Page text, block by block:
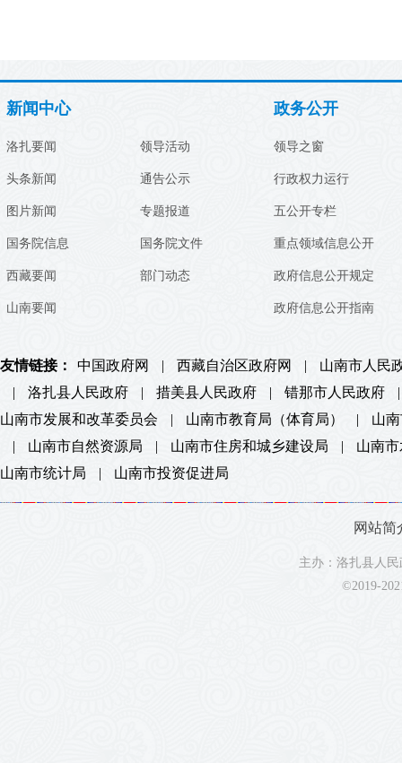
新闻中心
洛扎要闻
头条新闻
图片新闻
国务院信息
西藏要闻
山南要闻
领导活动
通告公示
专题报道
国务院文件
部门动态
政务公开
领导之窗
行政权力运行
五公开专栏
重点领域信息公开
政府信息公开规定
政府信息公开指南
友情链接： 中国政府网 | 西藏自治区政府网 |
山南市人民
|
洛扎县人民政府 | 措美县人民政府 | 错那市人民政府
|
山南市发展和改革委员会
| 山南市教育局（体育局） |
山
|
山南市自然资源局 | 山南市住房和城乡建设局 |
山南
山南市统计局
| 山南市投资促进局
网站简
主办：洛扎县人
©2019-